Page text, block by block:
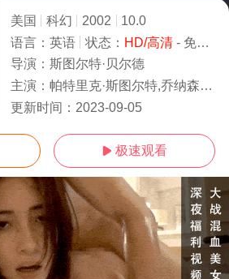
美国 科幻 2002
10.0
语言： 英语 状态： HD/高清- 免费在线观看
导演： 斯图尔特·贝尔德
主演： 帕特里克·斯图尔特,乔纳森·弗雷克斯,布伦特·斯皮内,LeVar,Burton
更新时间： 2023-09-05
 极速观看